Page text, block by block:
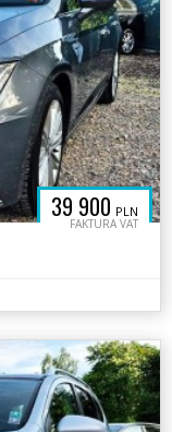
39 900 PLN
FAKTURA VAT